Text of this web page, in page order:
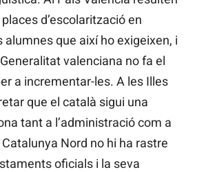
d’escolarització en
alumnes que així ho exigeixen, i
valenciana no fa el
a incrementar-les. A les Illes
que el català sigui una
tant a l’administració com a
Catalunya Nord no hi ha rastre
oficials i la seva